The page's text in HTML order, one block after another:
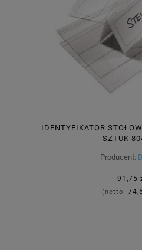
IDENTYFIKATOR
SZTUK
Producent:
91,75
(netto: